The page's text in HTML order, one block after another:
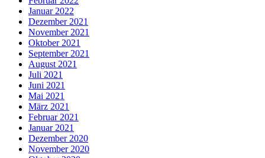
Januar 2022
Dezember 2021
November 2021
Oktober 2021
September 2021
August 2021
Juli 2021
Juni 2021
Mai 2021
März 2021
Februar 2021
Januar 2021
Dezember 2020
November 2020